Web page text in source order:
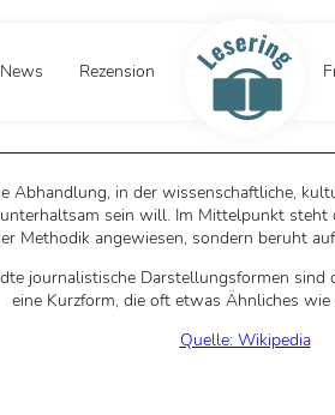
News Rezension
Abhandlung, in der wissenschaftliche,
sein will. Im Mittelpunkt
Methodik angewiesen, sondern beruht
journalistische Darstellungsformen
eine Kurzform, die oft etwas Ähnliches wie
Quelle: Wikipedia